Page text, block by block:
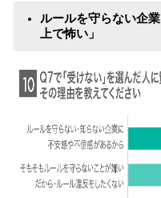
ルールを守らない企
上で怖い」